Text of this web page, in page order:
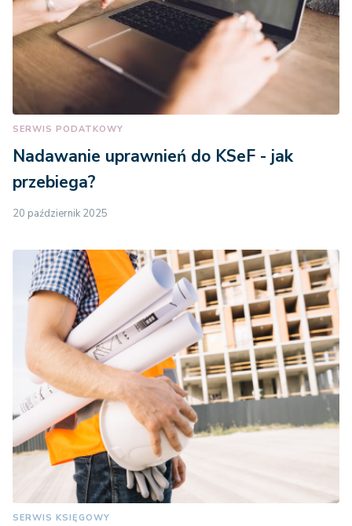
SERWIS PODATKOWY
Nadawanie uprawnień do KSeF - jak
przebiega?
20 październik 2025
SERWIS KSIĘGOWY